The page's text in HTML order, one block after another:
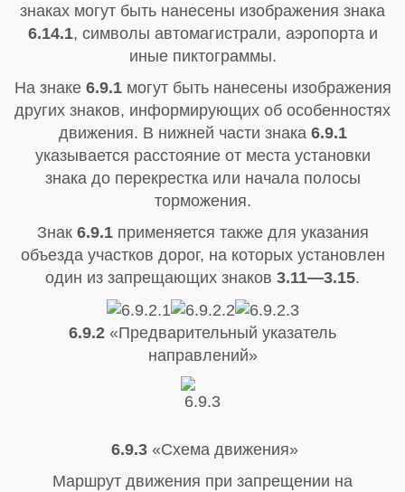
знаках могут быть нанесены изображения знака
6.14.1, символы автомагистрали, аэропорта и
иные пиктограммы.
На знаке 6.9.1могут быть нанесены изображения
других знаков, информирующих об особенностях
движения. В нижней части знака 6.9.1
указывается расстояние от места установки
знака до перекрестка или начала полосы
торможения.
Знак6.9.1применяется также для указания
объезда участков дорог, на которых установлен
один из запрещающих знаков 3.11—3.15.
6.9.2 «Предварительный указатель
направлений»
6.9.3 «Схема движения»
Маршрут движения при запрещении на